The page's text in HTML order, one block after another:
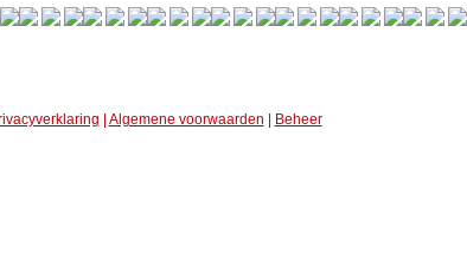
Algemene voorwaarden Beheer